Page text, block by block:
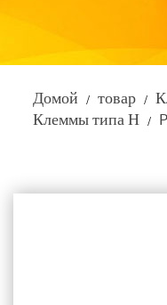
Домой / товар /
Клеммы типа Н /